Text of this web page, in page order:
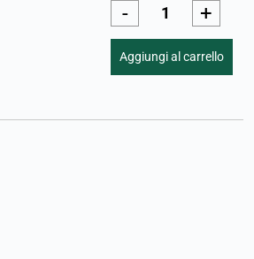
- +
Aggiungi al carrello